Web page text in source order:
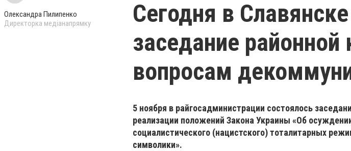
Олександра Пилипенко
Директорка медіанапрямку
Сегодня в
заседание районной
вопросам
5 ноября в райгосадминистрации состоялось
реализации положений Закона Украины «Об
социалистического (нацистского) тоталитарных
символики».